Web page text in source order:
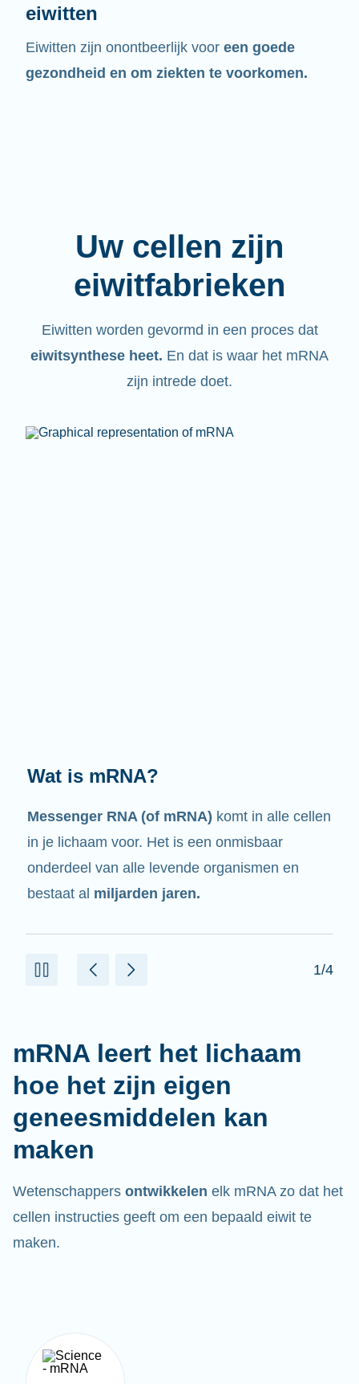
eiwitten
Eiwitten zijn onontbeerlijk voor een goede
gezondheid en om ziekten te voorkomen.
Uw cellen zijn
eiwitfabrieken
Eiwitten worden gevormd in een proces dat
eiwitsynthese heet. En dat is waar het mRNA
zijn intrede doet.
Wat doet het?
Zoals de naam al zegt, is mRNA een
boodschapper.Het heeft een wisselwerking
met andere celonderdelen die helpen om
eiwitten te maken.
2/4
mRNA leert het lichaam
hoe het zijn eigen
geneesmiddelen kan
maken
Wetenschappers ontwikkelen elk mRNA zo dat het
cellen instructies geeft om een bepaald eiwit te
maken.